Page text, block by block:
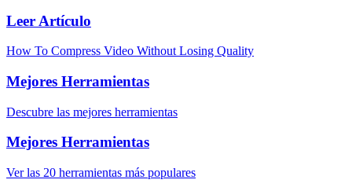
Leer Artículo
How To Compress Video Without Losing Quality
Mejores Herramientas
Descubre las mejores herramientas
Mejores Herramientas
Ver las 20 herramientas más populares